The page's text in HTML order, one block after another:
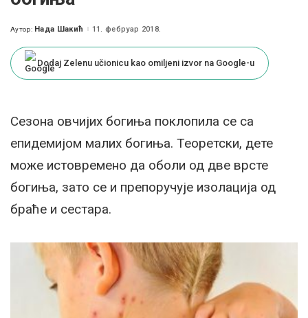
Posted
Аутор: Нада Шакић 11. фебруар 2018.
Dodaj Zelenu učionicu kao omiljeni izvor na Google-u
Сезона овчијих богиња поклопила се са
епидемијом малих богиња. Теоретски, дете
може истовремено да оболи од две врсте
богиња, зато се и препоручује изолација од
браће и сестара.